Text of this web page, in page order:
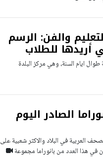
والفن: الرسم
أريدها للطلاب
ايام السنة، وهي مركز البلدة
الصادر اليوم
العربية في البلاد والاكثر شعبية على